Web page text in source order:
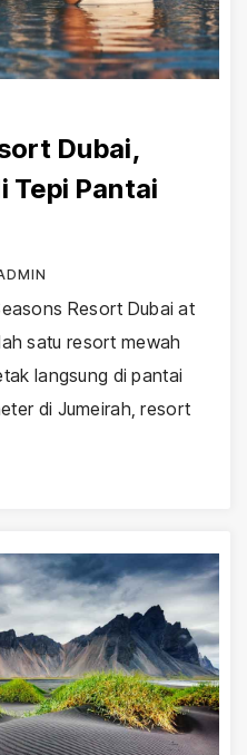
Dubai,
Tepi Pantai
Resort Dubai at
satu resort mewah
langsung di pantai
di Jumeirah, resort